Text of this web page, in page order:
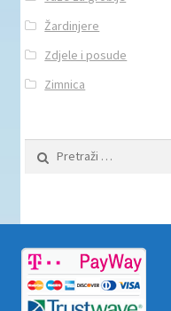
Žardinjere
Zdjele i posude
Zimnica
Pretraži: